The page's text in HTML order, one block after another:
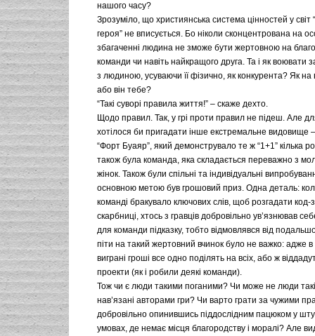
нашого часу?
Зрозуміло, що християнська система цінностей у світ
героя” не вписується. Бо ніколи сконцентрована на
збагаченні людина не зможе бути жертовною на благо
команди чи навіть найкращого друга. Та і як воювати
з людиною, усуваючи її фізично, як конкурента? Як на
або він тебе?
“Такі суворі правила життя!” – скаже дехто.
Щодо правил. Так, у грі проти правил не підеш. Але
хотілося би пригадати інше екстремальне видовище
“Форт Буаяр”, який демонструвало те ж “1+1” кілька
також була команда, яка складається переважно з
жінок. Також були спільні та індивідуальні
основною метою був грошовий приз. Одна деталь:
команді бракувало ключових слів, щоб розгадати код-
скарбниці, хтось з гравців добровільно ув’язнював
для команди підказку, тобто відмовлявся від
піти на такий жертовний вчинок було не важко: адже в
виграні гроші все одно поділять на всіх, або ж
проекти (як і робили деякі команди).
Тож чи є люди такими поганими? Чи може не люди
нав’язані авторами гри? Чи варто грати за чужими
добровільно опинившись піддослідним пацюком у
умовах, де немає місця благородству і моралі? Але